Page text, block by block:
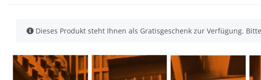
x Dieses Produkt steht Ihnen als Gratisgeschenk zur Verfügung.